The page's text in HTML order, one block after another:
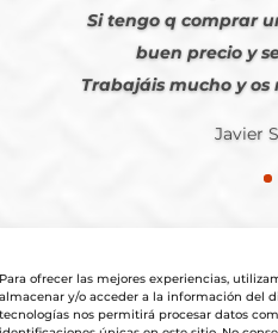
Para ofrecer las mejores experiencias,
almacenar y/o acceder a la información del
tecnologías nos permitirá procesar datos
Si tengo q comprar
buen precio y
Trabajáis mucho y os
Javier